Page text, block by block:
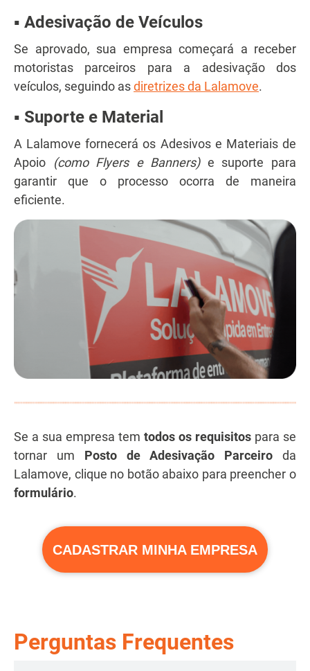
▪ Adesivação de Veículos
Se aprovado, sua empresa começará a receber
motoristas parceiros para a adesivação dos
veículos, seguindo asdiretrizes da Lalamove.
▪ Suporte e Material
A Lalamove fornecerá os Adesivos e Materiais de
Apoio
(como Flyers e Banners)e suporte para
garantir que o processo ocorra de maneira
eficiente.
Se a sua empresa tem todos os requisitos para se
tornar um Posto de Adesivação Parceiro da
Lalamove, clique no botão abaixo para preencher o
formulário.
CADASTRAR MINHA EMPRESA
Perguntas Frequentes